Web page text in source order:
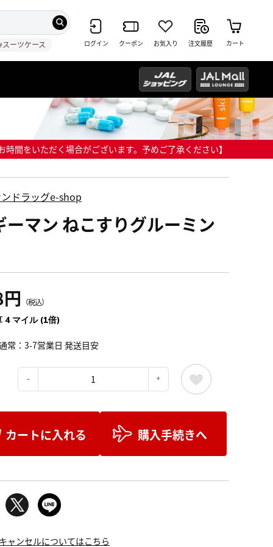
スーツケース ログイン クーポン お気入り 注文履歴 カート
間をいただく場合がございます。予めご了承ください】
ドラッグe-shop
ーマン ねこすりグルーミン
（税込）
4 マイル (1倍)
常：3-7営業日 発送目安
カートに入れる 購入手続きへ
ャンセルについてはこちら